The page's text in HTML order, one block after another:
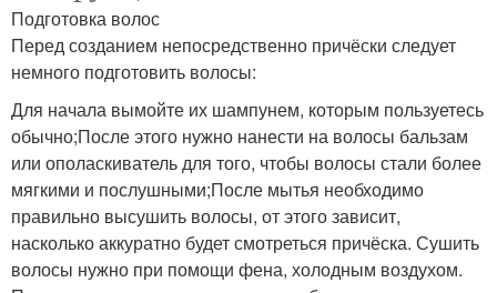
Подготовка волос
Перед созданием непосредственно причёски следует
немного подготовить волосы:
Для начала вымойте их шампунем, которым пользуетесь
обычно;После этого нужно нанести на волосы бальзам
или ополаскиватель для того, чтобы волосы стали более
мягкими и послушными;После мытья необходимо
правильно высушить волосы, от этого зависит,
насколько аккуратно будет смотреться причёска. Сушить
волосы нужно при помощи фена, холодным воздухом.